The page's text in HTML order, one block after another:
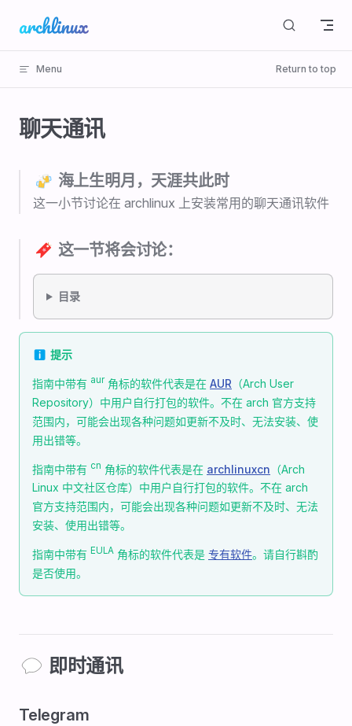
Skip to content
Menu Return to top
聊天通讯
🍻 海上生明月，天涯共此时
这一小节讨论在 archlinux 上安装常用的聊天通讯软件
🔖 这一节将会讨论：
目录
ℹ️ 提示
指南中带有 aur 角标的软件代表是在 AUR （Arch User
Repository）中用户自行打包的软件。不在 arch 官方支持
范围内，可能会出现各种问题如更新不及时、无法安装、使
用出错等。
指南中带有 cn 角标的软件代表是在 archlinuxcn （Arch
Linux 中文社区仓库）中用户自行打包的软件。不在 arch
官方支持范围内，可能会出现各种问题如更新不及时、无法
安装、使用出错等。
指南中带有 EULA 角标的软件代表是 专有软件。请自行斟酌
是否使用。
💬 即时通讯
Telegram